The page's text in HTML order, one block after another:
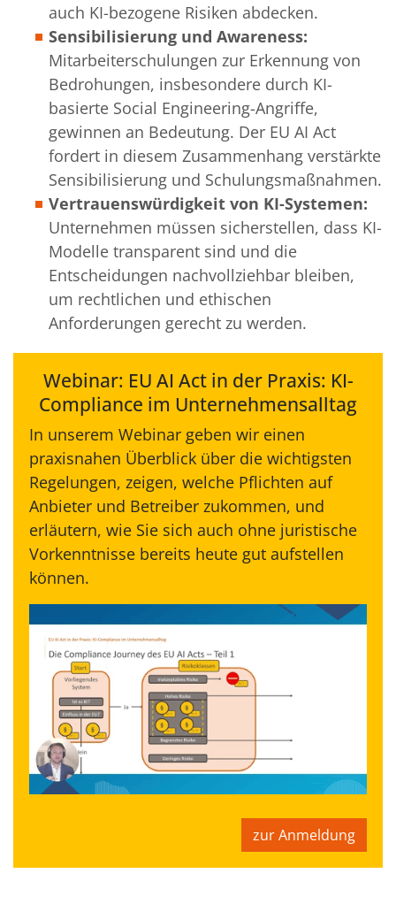
auch KI-bezogene Risiken abdecken.
Sensibilisierung und Awareness:
Mitarbeiterschulungen zur Erkennung von
Bedrohungen, insbesondere durch KI-
basierte Social Engineering-Angriffe,
gewinnen an Bedeutung. Der EU AI Act
fordert in diesem Zusammenhang verstärkte
Sensibilisierung und Schulungsmaßnahmen.
Vertrauenswürdigkeit von KI-Systemen:
Unternehmen müssen sicherstellen, dass KI-
Modelle transparent sind und die
Entscheidungen nachvollziehbar bleiben,
um rechtlichen und ethischen
Anforderungen gerecht zu werden.
Webinar: EU AI Act in der Praxis: KI-
Compliance im Unternehmensalltag
In unserem Webinar geben wir einen
praxisnahen Überblick über die wichtigsten
Regelungen, zeigen, welche Pflichten auf
Anbieter und Betreiber zukommen, und
erläutern, wie Sie sich auch ohne juristische
Vorkenntnisse bereits heute gut aufstellen
können.
zur Anmeldung